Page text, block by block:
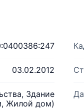
03.02.2012
Здание
Жилой дом)